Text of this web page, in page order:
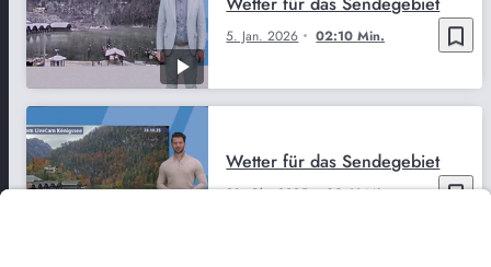
bookmark_border
5. Jan. 2026 02:10 Min.
bookmark_border
28. Okt. 2025 02:11 Min.
Wetter für das Sendegebiet